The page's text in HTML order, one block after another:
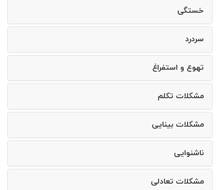
خستگی
سردرد
تهوع و استفراغ
مشکلات تکلم
مشکلات بینایی
ناشنوایی
مشکلات تعادلی